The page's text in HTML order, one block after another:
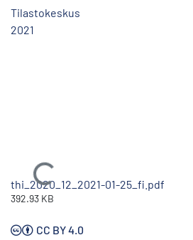
Tilastokeskus
2021
Ladataan...
thi_2020_12_2021-01-25_fi.pdf
392.93 KB
CC BY 4.0